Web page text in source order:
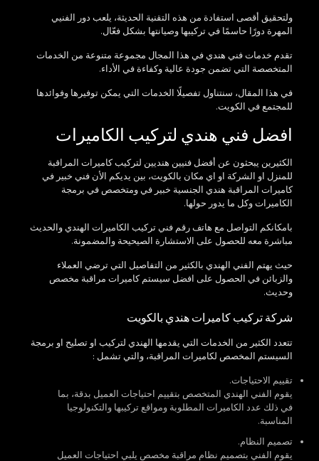
ولتحقيق أقصى استفادة من هذه التقنية الحديثة، يلعب دور الفنيي
المهرة دورًا حاسمًا في تركيبها وصيانتها بشكل فعّال.
تقدم خدمات فني هندي في هذا المجال مجموعة متنوعة من الخدمات
المتخصصة التي تضمن جودة عالية وكفاءة في الأداء.
في هذا المقال، سنتناول تفصيلًا الخدمات التي يمكن توفيرها وفوائدها
للمجتمع في الكويت.
افضل فني هندي لتركيب الكاميرات
الكثيرين يبحثون عن أفضل فنيين هنديين لتركيب كاميرات المراقبة
للمنزل او الشركة او اي مكان بالكويت، بين يديكم الأن فني خبير في
كاميرات المراقبة هندي الجنسية خبير في ومتخصص في برمجة
الكاميرات وكل ما يدور حولها.
بامكانكم التواصل مع هاتف رقم فني تركيب الكاميرات الهندي والحديث
مباشرة معه للحصول على الاستشارة الصيحيحة والمضمونة.
حيث يهتم الفني الهندي بالكثير من التفاصيل التي ترضي العملاء
والزبائن في الحصول على افضل سيستم كاميرات مراقبة مخصص
وحديث.
شركة تركيب كاميرات هندي بالكويت
تتعدد الكثير من الخدمات التي يقدمها الهندي لتركيب او تصليح او برمجة
السيستم المخصص لكاميرات المراقبة، والتي تشمل :
تقييم الاحتياجات.
يقوم الفني الهندي المتخصص بتقييم احتياجات العميل بدقة، بما
في ذلك عدد الكاميرات المطلوبة ومواقع تركيبها والتكنولوجيا
المناسبة.
تصميم النظام.
يقوم الفني بتصميم نظام مراقبة مخصص يلبي احتياجات العميل